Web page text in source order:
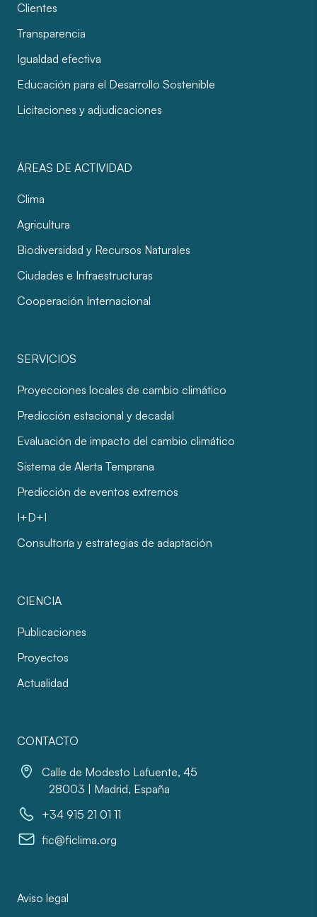
Clientes
Transparencia
Igualdad efectiva
Educación para el Desarrollo Sostenible
Licitaciones y adjudicaciones
ÁREAS DE ACTIVIDAD
Clima
Agricultura
Biodiversidad y Recursos Naturales
Ciudades e Infraestructuras
Cooperación Internacional
SERVICIOS
Proyecciones locales de cambio climático
Predicción estacional y decadal
Evaluación de impacto del cambio climático
Sistema de Alerta Temprana
Predicción de eventos extremos
I+D+I
Consultoría y estrategias de adaptación
CIENCIA
Publicaciones
Proyectos
Actualidad
CONTACTO
Calle de Modesto Lafuente, 45
28003 | Madrid, España
+34 915 21 01 11
fic@ficlima.org
Aviso legal